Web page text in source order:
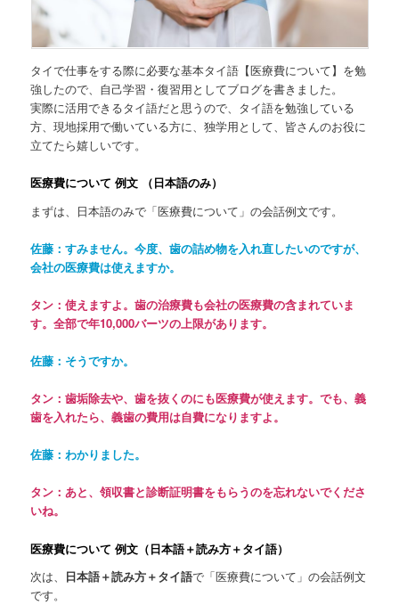
タイで仕事をする際に必要な基本タイ語【医療費について】を勉
強したので、自己学習・復習用としてブログを書きました。
実際に活用できるタイ語だと思うので、タイ語を勉強している
方、現地採用で働いている方に、独学用として、皆さんのお役に
立てたら嬉しいです。
医療費について 例文 （日本語のみ）
まずは、日本語のみで「医療費について」の会話例文です。
佐藤：すみません。今度、歯の詰め物を入れ直したいのですが、
会社の医療費は使えますか。
タン：使えますよ。歯の治療費も会社の医療費の含まれていま
す。全部で年10,000バーツの上限があります。
佐藤：そうですか。
タン：歯垢除去や、歯を抜くのにも医療費が使えます。でも、義
歯を入れたら、義歯の費用は自費になりますよ。
佐藤：わかりました。
タン：あと、領収書と診断証明書をもらうのを忘れないでくださ
いね。
医療費について 例文 （日本語＋読み方＋タイ語）
次は、
日本語＋読み方＋タイ語で「医療費について」の会話例文
です。